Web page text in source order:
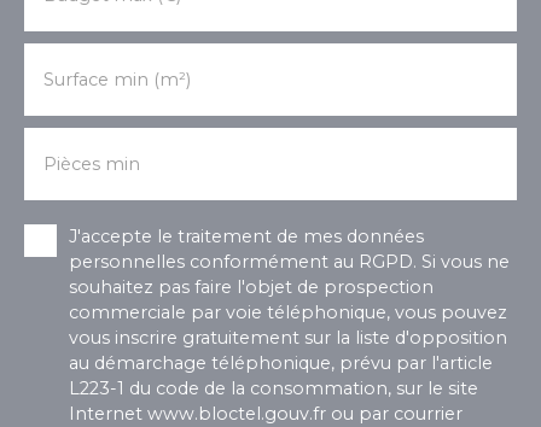
Surface min (m²)
Pièces min
J'accepte le traitement de mes données
personnelles conformément au RGPD. Si vous ne
souhaitez pas faire l'objet de prospection
commerciale par voie téléphonique, vous pouvez
vous inscrire gratuitement sur la liste d'opposition
au démarchage téléphonique, prévu par l'article
L223-1 du code de la consommation, sur le site
Internet www.bloctel.gouv.fr ou par courrier